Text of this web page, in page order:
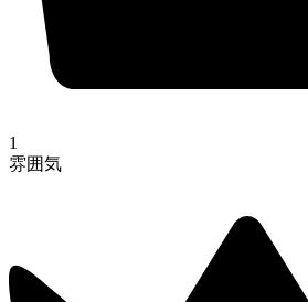
1
雰囲気